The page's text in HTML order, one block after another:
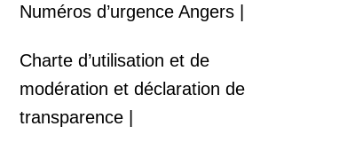
Numéros d’urgence Angers |
Charte d’utilisation et de
modération et déclaration de
transparence |